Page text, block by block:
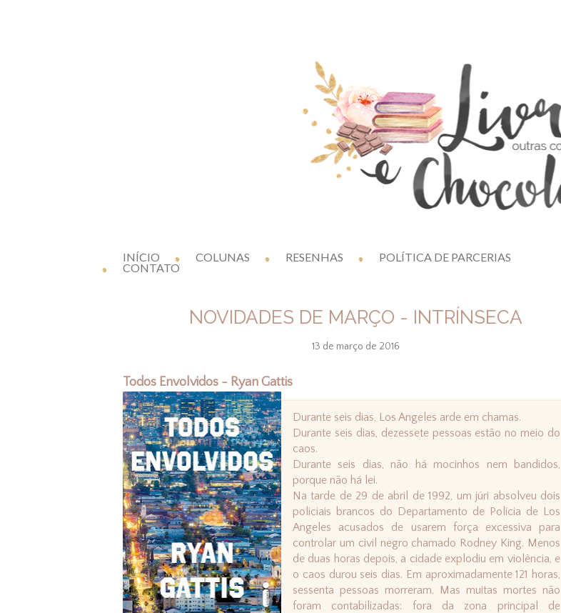
INÍCIO COLUNAS RESENHAS POLÍTICA DE PARCERIAS
CONTATO
NOVIDADES DE MARÇO - INTRÍNSECA
13 de março de 2016
Todos Envolvidos - Ryan Gattis
Durante seis dias, Los Angeles arde em chamas.
Durante seis dias, dezessete pessoas estão no meio do
caos.
Durante seis dias, não há mocinhos nem bandidos,
porque não há lei.
Na tarde de 29 de abril de 1992, um júri absolveu dois
policiais brancos do Departamento de Polícia de Los
Angeles acusados de usarem força excessiva para
controlar um civil negro chamado Rodney King. Menos
de duas horas depois, a cidade explodiu em violência, e
o caos durou seis dias. Em aproximadamente 121 horas,
sessenta pessoas morreram. Mas muitas mortes não
foram contabilizadas: fora da zona principal de